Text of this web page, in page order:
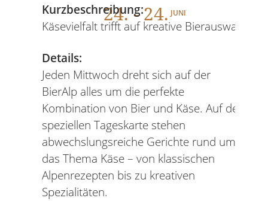
24. - 24. JUNI
Kurzbeschreibung:
Käsevielfalt trifft auf kreative Bierauswahl
Details:
Jeden Mittwoch dreht sich auf der
BierAlp alles um die perfekte
Kombination von Bier und Käse. Auf der
speziellen Tageskarte stehen
abwechslungsreiche Gerichte rund um
das Thema Käse – von klassischen
Alpenrezepten bis zu kreativen
Spezialitäten.